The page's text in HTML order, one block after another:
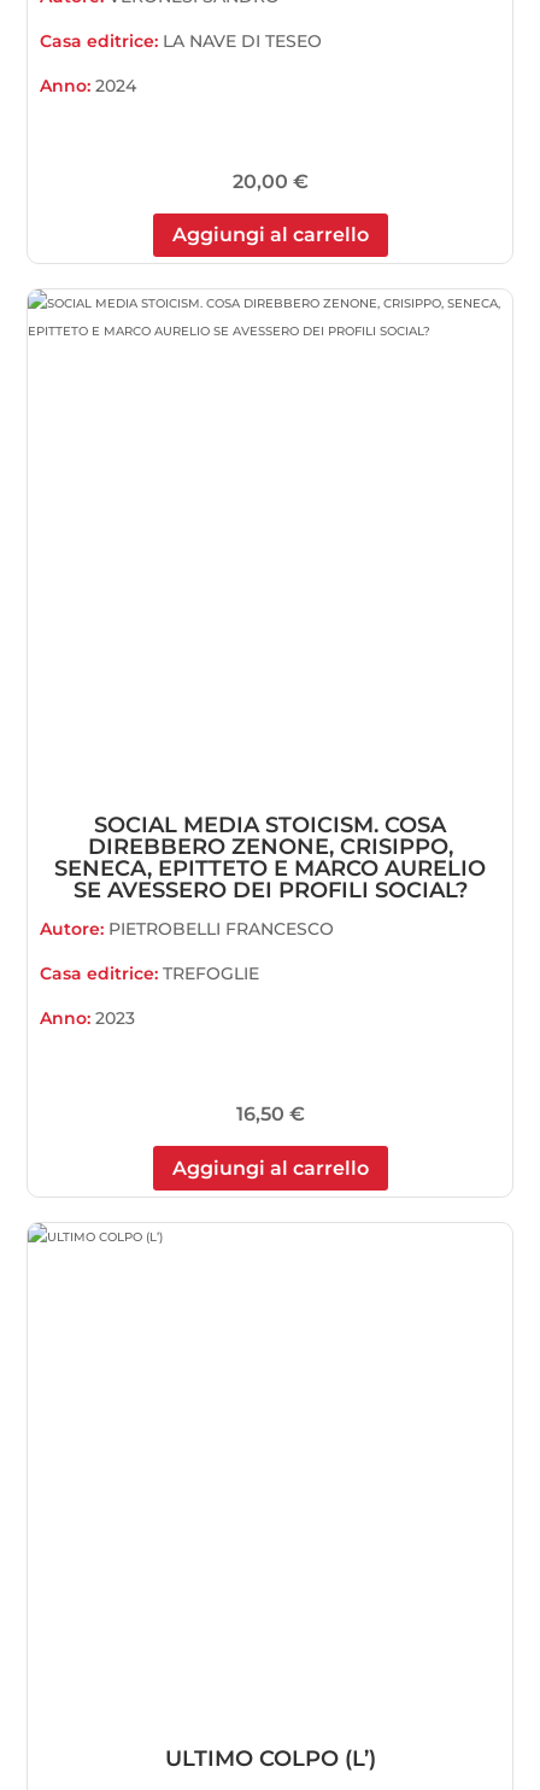
Casa editrice: LA NAVE DI TESEO
Anno:2024
20,00 €
Aggiungi al carrello
SOCIAL MEDIA STOICISM. COSA
DIREBBERO ZENONE, CRISIPPO,
SENECA, EPITTETO E MARCO AURELIO
SE AVESSERO DEI PROFILI SOCIAL?
Autore: PIETROBELLI FRANCESCO
Casa editrice:TREFOGLIE
Anno:2023
16,50 €
Aggiungi al carrello
ULTIMO COLPO (L’)